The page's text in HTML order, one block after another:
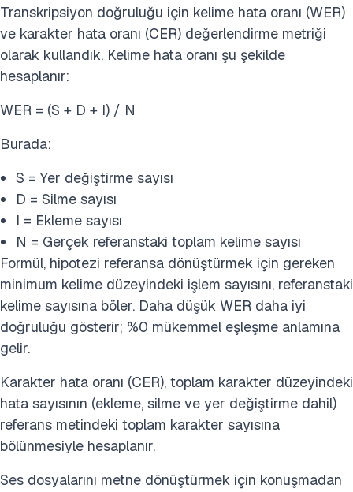
Transkripsiyon doğruluğu için kelime hata oranı (WER)
ve karakter hata oranı (CER) değerlendirme metriği
olarak kullandık. Kelime hata oranı şu şekilde
hesaplanır:
WER = (S + D + I) / N
Burada:
S = Yer değiştirme sayısı
D = Silme sayısı
I = Ekleme sayısı
N = Gerçek referanstaki toplam kelime sayısı
Formül, hipotezi referansa dönüştürmek için gereken
minimum kelime düzeyindeki işlem sayısını, referanstaki
kelime sayısına böler. Daha düşük WER daha iyi
doğruluğu gösterir; %0 mükemmel eşleşme anlamına
gelir.
Karakter hata oranı (CER), toplam karakter düzeyindeki
hata sayısının (ekleme, silme ve yer değiştirme dahil)
referans metindeki toplam karakter sayısına
bölünmesiyle hesaplanır.
Ses dosyalarını metne dönüştürmek için konuşmadan